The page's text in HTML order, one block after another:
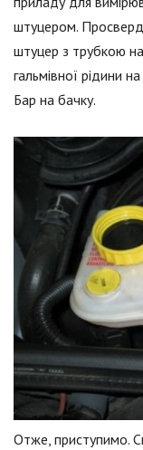
штуцером.
штуцер з трубкою на
гальмівної рідини
Бар на бачку.
Отже, приступимо.